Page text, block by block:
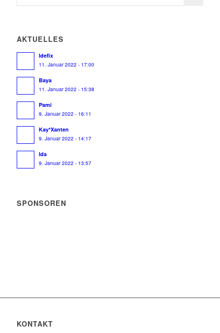
AKTUELLES
Idefix
11. Januar 2022 - 17:00
Baya
11. Januar 2022 - 15:38
Pami
9. Januar 2022 - 16:11
Kay*Xanten
9. Januar 2022 - 14:17
Ida
9. Januar 2022 - 13:57
SPONSOREN
KONTAKT